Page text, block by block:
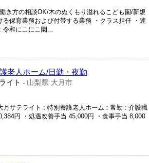
き方の相談OK/木のぬくもり溢れるこども園/新規
保育業務および付帯する業務 ・クラス担任 ・連
令和にこにこ園...
老人ホーム/日勤・夜勤
イト - 山梨県 大月市
月サテライト : 特別養護老人ホーム : 常勤 : 介護職
円 ・処遇改善手当 45,000円 ・食事手当 8,000